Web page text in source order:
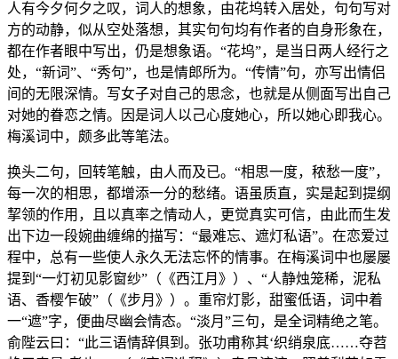
人有今夕何夕之叹，词人的想象，由花坞转入居处，句句写对
方的动静，似从空处落想，其实句句均有作者的自身形象在，
都在作者眼中写出，仍是想象语。“花坞”，是当日两人经行之
处，“新词”、“秀句”，也是情郎所为。“传情”句，亦写出情侣
间的无限深情。写女子对自己的思念，也就是从侧面写出自己
对她的眷恋之情。因是词人以己心度她心，所以她心即我心。
梅溪词中，颇多此等笔法。
换头二句，回转笔触，由人而及已。“相思一度，秾愁一度”，
每一次的相思，都增添一分的愁绪。语虽质直，实是起到提纲
挈领的作用，且以真率之情动人，更觉真实可信，由此而生发
出下边一段婉曲缠绵的描写：“最难忘、遮灯私语”。在恋爱过
程中，总有一些使人永久无法忘怀的情事。在梅溪词中也屡屡
提到“一灯初见影窗纱”（《西江月》）、“人静烛笼稀，泥私
语、香樱乍破”（《步月》）。重帘灯影，甜蜜低语，词中着
一“遮”字，便曲尽幽会情态。“淡月”三句，是全词精绝之笔。
俞陛云曰：“此三语情辞俱到。张功甫称其‘织绡泉底……夺苕